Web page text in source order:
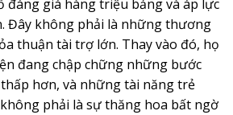
giá hàng triệu bảng và áp lực
Đây không phải là những thương
thuận tài trợ lớn. Thay vào đó, họ
đang chập chững những bước
hơn, và những tài năng trẻ
phải là sự thăng hoa bất ngờ